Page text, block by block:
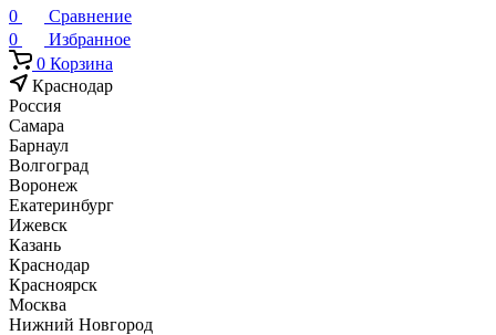
0
Сравнение
0
Избранное
0 Корзина
Краснодар
Россия
Самара
Барнаул
Волгоград
Воронеж
Екатеринбург
Ижевск
Казань
Краснодар
Красноярск
Москва
Нижний Новгород